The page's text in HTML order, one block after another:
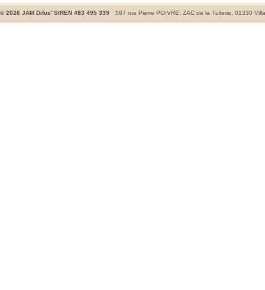
©2026 JAM Difus' SIREN 483 495 339 587 rue Pierre POIVRE, ZAC de la Tuilerie, 01330